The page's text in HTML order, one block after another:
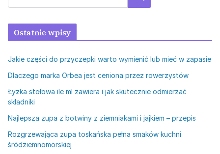
Ostatnie wpisy
Jakie części do przyczepki warto wymienić lub mieć w zapasie
Dlaczego marka Orbea jest ceniona przez rowerzystów
Łyżka stołowa ile ml zawiera i jak skutecznie odmierzać
składniki
Najlepsza zupa z botwiny z ziemniakami i jajkiem – przepis
Rozgrzewająca zupa toskańska pełna smaków kuchni
śródziemnomorskiej